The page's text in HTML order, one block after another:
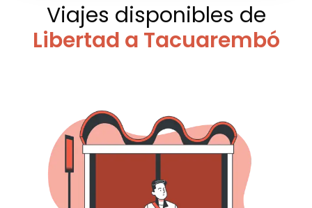
Viajes disponibles de
Libertad a Tacuarembó